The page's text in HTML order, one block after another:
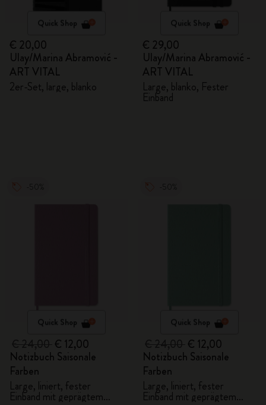
Quick Shop
€ 20,00
Ulay/Marina Abramović -
ART VITAL
2er-Set, large, blanko
Quick Shop
€ 29,00
Ulay/Marina Abramović -
ART VITAL
Large, blanko, Fester
Einband
Quick Shop
€ 12,00
Notizbuch Saisonale
Farben
Large, liniert, fester
Einband mit geprägtem
Quick Shop
€ 12,00
Notizbuch Saisonale
Farben
Large, liniert, fester
Einband mit geprägtem